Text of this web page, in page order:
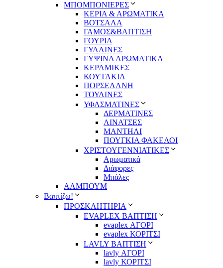
ΜΠΟΜΠΟΝΙΕΡΕΣ
ΚΕΡΙΑ & ΑΡΩΜΑΤΙΚΑ
ΒΟΤΣΑΛΑ
ΓΑΜΟΣ&ΒΑΠΤΙΣΗ
ΓΟΥΡΙΑ
ΓΥΑΛΙΝΕΣ
ΓΥΨΙΝΑ ΑΡΩΜΑΤΙΚΑ
ΚΕΡΑΜΙΚΕΣ
ΚΟΥΤΑΚΙΑ
ΠΟΡΣΕΛΑΝΗ
ΤΟΥΛΙΝΕΣ
ΥΦΑΣΜΑΤΙΝΕΣ
ΔΕΡΜΑΤΙΝΕΣ
ΛΙΝΑΤΣΕΣ
ΜΑΝΤΗΛΙ
ΠΟΥΓΚΙΑ ΦΑΚΕΛΟΙ
ΧΡΙΣΤΟΥΓΕΝΝΙΑΤΙΚΕΣ
Αρωματικά
Διάφορες
Μπάλες
ΑΛΜΠΟΥΜ
Βαπτίζω!
ΠΡΟΣΚΛΗΤΗΡΙΑ
EVAPLEX ΒΑΠΤΙΣΗ
evaplex ΑΓΟΡΙ
evaplex ΚΟΡΙΤΣΙ
LAVLY ΒΑΠΤΙΣΗ
lavly ΑΓΟΡΙ
lavly ΚΟΡΙΤΣΙ